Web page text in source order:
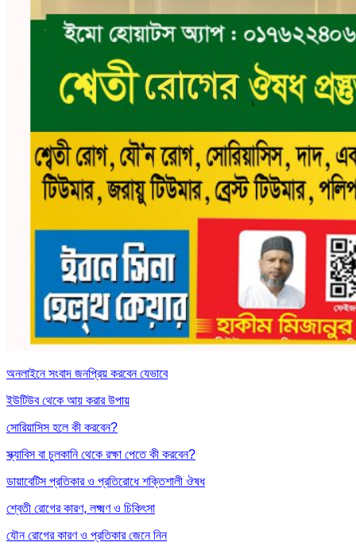
অনলাইনে সংবাদ জনপ্রিয় করবেন যেভাবে
ইউটিউব থেকে আয় করার উপায়
সোরিয়াসিস হলে কী করবেন?
স্ক্যাবিস বা চুলকানি থেকে রক্ষা পেতে কী করবেন?
ডায়াবেটিস প্রতিকার ও প্রতিরোধে শক্তিশালী ঔষধ
শ্বেতী রোগের কারণ, লক্ষ্মণ ও চিকিৎসা
যৌন রোগের কারণ ও প্রতিকার জেনে নিন